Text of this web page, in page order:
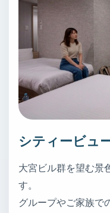
シティービュ
大宮ビル群を望む景
す。
グループやご家族で